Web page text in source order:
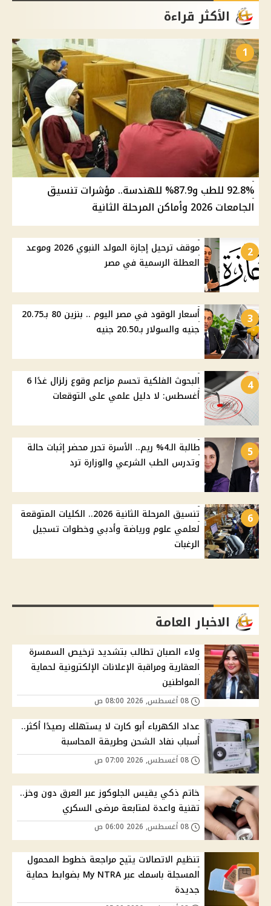
الأكثر قراءة
1
92.8% للطب و87.9% للهندسة.. مؤشرات تنسيق
الجامعات 2026 وأماكن المرحلة الثانية
2
موقف ترحيل إجازة المولد النبوي 2026 وموعد
العطلة الرسمية في مصر
3
أسعار الوقود في مصر اليوم .. بنزين 80 بـ20.75
جنيه والسولار بـ20.50 جنيه
4
البحوث الفلكية تحسم مزاعم وقوع زلزال غدًا 6
أغسطس: لا دليل علمي على التوقعات
5
طالبة الـ4% ريم.. الأسرة تحرر محضر إثبات حالة
وتدرس الطب الشرعي والوزارة ترد
6
تنسيق المرحلة الثانية 2026.. الكليات المتوقعة
لعلمي علوم ورياضة وأدبي وخطوات تسجيل
الرغبات
الاخبار العامة
ولاء الصبان تطالب بتشديد ترخيص السمسرة
العقارية ومراقبة الإعلانات الإلكترونية لحماية
المواطنين
عداد الكهرباء أبو كارت لا يستهلك رصيدًا أكثر..
أسباب نفاد الشحن وطريقة المحاسبة
خاتم ذكي يقيس الجلوكوز عبر العرق دون وخز..
تقنية واعدة لمتابعة مرضى السكري
تنظيم الاتصالات يتيح مراجعة خطوط المحمول
المسجلة باسمك عبر My NTRA بضوابط حماية
جديدة